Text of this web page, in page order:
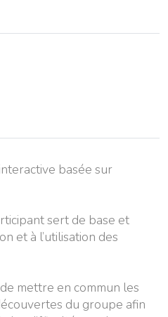
basée sur
sert de base et
et à l’utilisation des
mettre en commun les
du groupe afin